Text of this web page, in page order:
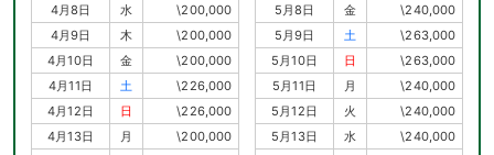
4月8日
水
\200,000
4月9日
木
\200,000
4月10日
金
\200,000
4月11日
土
\226,000
4月12日
日
\226,000
4月13日
月
\200,000
5月8日
金
\240,000
5月9日
土
\263,000
5月10日
日
\263,000
5月11日
月
\240,000
5月12日
火
\240,000
5月13日
水
\240,000